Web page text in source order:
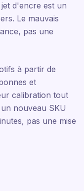
d'encre est un
Le mauvais
pas une
à partir de
et
calibration tout
nouveau SKU
pas une mise